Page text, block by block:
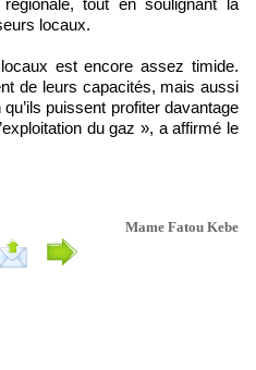
tout en soulignant la
locaux.
est encore assez timide.
de leurs capacités, mais aussi
puissent profiter davantage
du gaz », a affirmé le
Mame Fatou Kebe